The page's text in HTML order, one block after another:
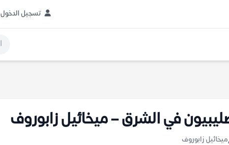
تسجيل الدخول
في الشرق – ميخائيل زابوروف
ميخائيل زابوروف